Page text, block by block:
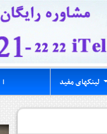
| لینکهای مفید